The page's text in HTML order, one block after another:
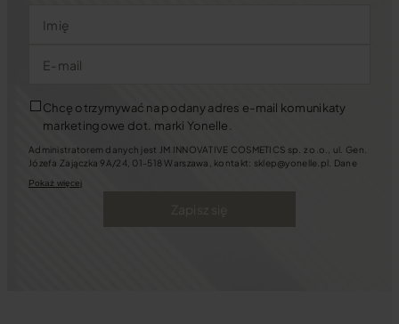
Imię
E-mail
Chcę otrzymywać na podany adres e-mail komunikaty
marketingowe dot. marki Yonelle.
Administratorem danych jest JM INNOVATIVE COSMETICS sp. z o.o., ul. Gen.
Józefa Zajączka 9A/24, 01-518 Warszawa, kontakt: sklep@yonelle.pl. Dane
celach marketingowych. Jeśli wyrazisz zgody na kontakt marketingowy
telefonicznie. Możesz zawsze cofnąć zgody m.in. pisząc na ww. adres e-mail.
Masz także prawo: dostępu do swoich danych, ich sprostowania, usunięcia,
Pokaż więcej
Zapisz się